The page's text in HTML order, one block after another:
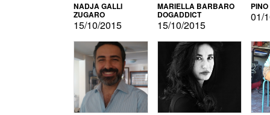
NADJA GALLI
ZUGARO
15/10/2015
MARIELLA BARBARO
DOGADDICT
15/10/2015
01/